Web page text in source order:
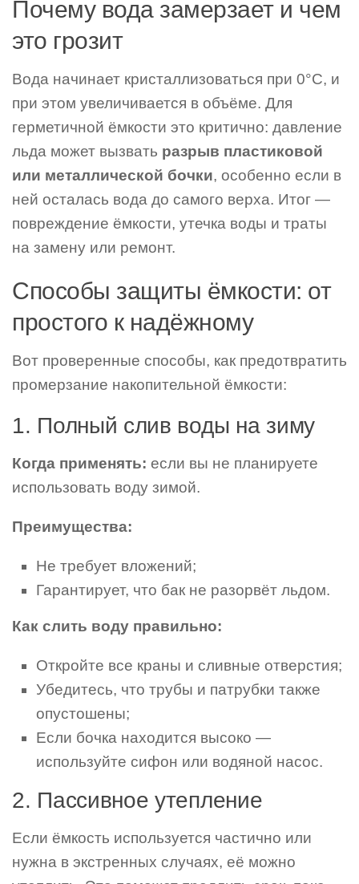
Почему вода замерзает и чем
это грозит
Вода начинает кристаллизоваться при 0°C, и
при этом увеличивается в объёме. Для
герметичной ёмкости это критично: давление
льда может вызвать разрыв пластиковой
или металлической бочки, особенно если в
ней осталась вода до самого верха. Итог —
повреждение ёмкости, утечка воды и траты
на замену или ремонт.
Способы защиты ёмкости: от
простого к надёжному
Вот проверенные способы, как предотвратить
промерзание накопительной ёмкости:
1. Полный слив воды на зиму
Когда применять: если вы не планируете
использовать воду зимой.
Преимущества:
Не требует вложений;
Гарантирует, что бак не разорвёт льдом.
Как слить воду правильно:
Откройте все краны и сливные отверстия;
Убедитесь, что трубы и патрубки также
опустошены;
Если бочка находится высоко —
используйте сифон или водяной насос.
2. Пассивное утепление
Если ёмкость используется частично или
нужна в экстренных случаях, её можно